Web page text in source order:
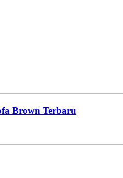
Brown Terbaru